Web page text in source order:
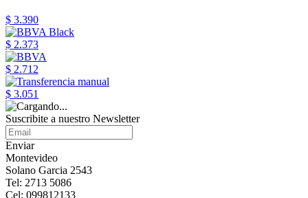
$ 3.390
$ 2.373
$ 2.712
$ 3.051
Suscribite a nuestro Newsletter
Enviar
Montevideo
Solano Garcia 2543
Tel: 2713 5086
Cel: 099812133